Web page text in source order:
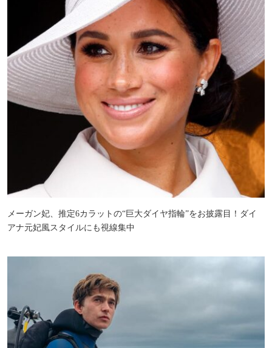
メーガン妃、推定6カラットの“巨大ダイヤ指輪”をお披露目！ダイ
アナ元妃風スタイルにも視線集中